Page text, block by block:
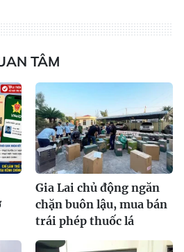
TÂM
Gia Lai chủ động ngăn
chặn buôn lậu, mua bán
trái phép thuốc lá